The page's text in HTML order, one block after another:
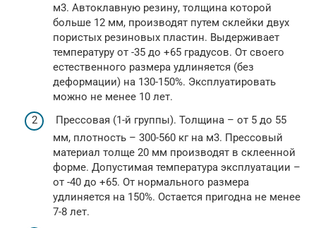
м3. Автоклавную резину, толщина которой
больше 12 мм, производят путем склейки двух
пористых резиновых пластин. Выдерживает
температуру от -35 до +65 градусов. От своего
естественного размера удлиняется (без
деформации) на 130-150%. Эксплуатировать
можно не менее 10 лет.
Прессовая (1-й группы). Толщина – от 5 до 55
мм, плотность – 300-560 кг на м3. Прессовый
материал толще 20 мм производят в склеенной
форме. Допустимая температура эксплуатации –
от -40 до +65. От нормального размера
удлиняется на 150%. Остается пригодна не менее
7-8 лет.